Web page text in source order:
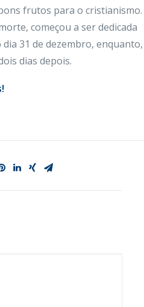
frutos para o cristianismo.
começou a ser dedicada
31 de dezembro, enquanto,
dias depois.